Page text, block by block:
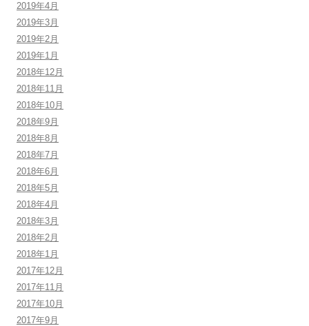
2019年4月
2019年3月
2019年2月
2019年1月
2018年12月
2018年11月
2018年10月
2018年9月
2018年8月
2018年7月
2018年6月
2018年5月
2018年4月
2018年3月
2018年2月
2018年1月
2017年12月
2017年11月
2017年10月
2017年9月